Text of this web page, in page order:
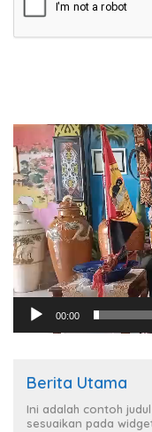
Pemutar
Video
00:00
Berita Utama
Ini adalah contoh
sesuaikan pada